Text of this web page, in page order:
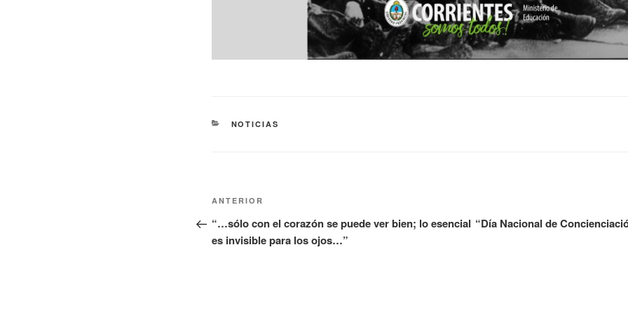
NOTICIAS
ANTERIOR
“…sólo con el corazón se puede ver bien; lo esencial
es invisible para los ojos…”
“Día Nacional de